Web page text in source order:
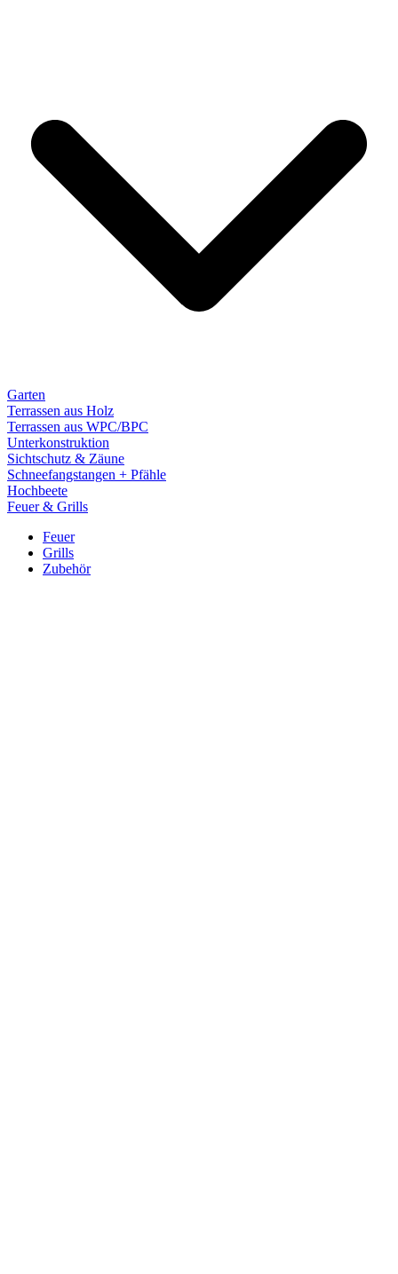
Garten
Terrassen aus Holz
Terrassen aus WPC/BPC
Unterkonstruktion
Sichtschutz & Zäune
Schneefangstangen + Pfähle
Hochbeete
Feuer & Grills
Feuer
Grills
Zubehör